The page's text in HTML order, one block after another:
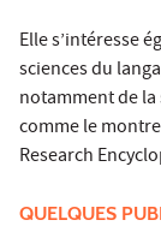
Elle s’intéresse
sciences du
notamment de
comme le
Research
QUELQUES